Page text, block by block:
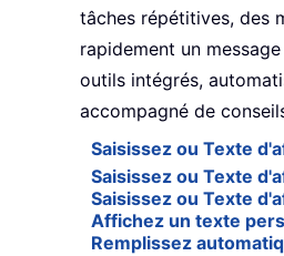
tâches répétitives, des
rapidement un
outils intégrés,
accompagné de
Saisissez ou Texte
Saisissez ou Texte
Saisissez ou Texte
Affichez un texte
Remplissez